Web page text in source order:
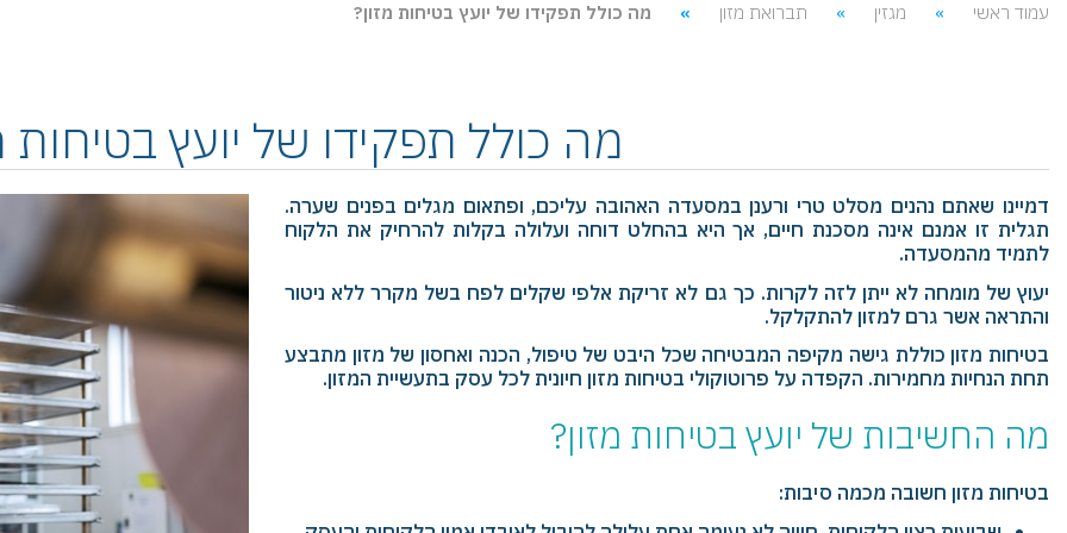
עמוד ראשי מגזין תברואת מזון מה כולל תפקידו של יועץ בטיחות מזון?
מה כולל תפקידו של יועץ בטיחות
דמיינו שאתם נהנים מסלט טרי ורענן במסעדה האהובה עליכם, ופתאום מגלים בפנים שערה.
תגלית זו אמנם אינה מסכנת חיים, אך היא בהחלט דוחה ועלולה בקלות להרחיק את הלקוח
לתמיד מהמסעדה.
יעוץ של מומחה לא ייתן לזה לקרות. כך גם לא זריקת אלפי שקלים לפח בשל מקרר ללא ניטור
והתראה אשר גרם למזון להתקלקל.
בטיחות מזון כוללת גישה מקיפה המבטיחה שכל היבט של טיפול, הכנה ואחסון של מזון מתבצע
תחת הנחיות מחמירות. הקפדה על פרוטוקולי בטיחות מזון חיונית לכל עסק בתעשיית המזון.
מה החשיבות של יועץ בטיחות מזון?
בטיחות מזון חשובה מכמה סיבות: